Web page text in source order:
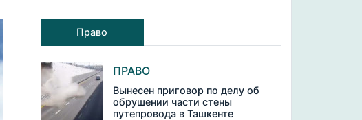
Право
ПРАВО
Вынесен приговор по делу об
обрушении части стены
путепровода в Ташкенте